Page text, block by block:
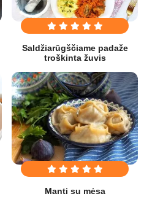
Saldžiarūgščiame padaže
troškinta žuvis
Manti su mėsa